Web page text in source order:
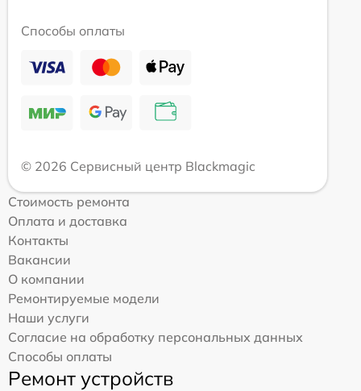
Способы оплаты
© 2026 Сервисный центр Blackmagic
Стоимость ремонта
Оплата и доставка
Контакты
Вакансии
О компании
Ремонтируемые модели
Наши услуги
Согласие на обработку персональных данных
Способы оплаты
Ремонт устройств